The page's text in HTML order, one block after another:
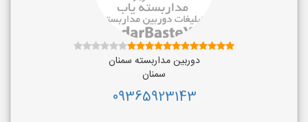
دوربین مداربسته سمنان
سمنان
09365923143